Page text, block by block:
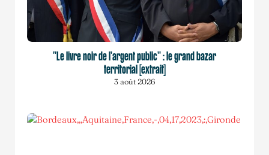
"Le livre noir de l'argent public" : le grand bazar
territorial [extrait]
3 août 2026